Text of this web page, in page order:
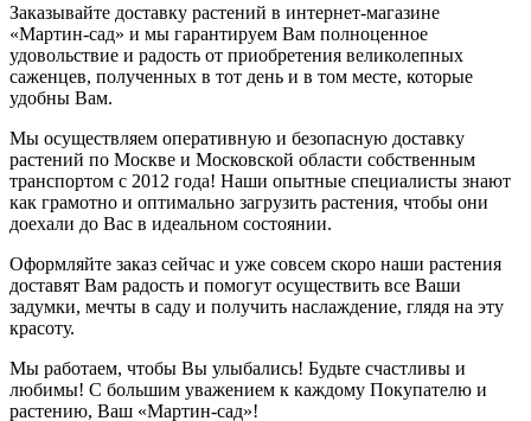
Заказывайте доставку растений в интернет-магазине
«Мартин-сад» и мы гарантируем Вам полноценное
удовольствие и радость от приобретения великолепных
саженцев, полученных в тот день и в том месте, которые
удобны Вам.
Мы осуществляем оперативную и безопасную доставку
растений по Москве и Московской области собственным
транспортом с 2012 года! Наши опытные специалисты знают
как грамотно и оптимально загрузить растения, чтобы они
доехали до Вас в идеальном состоянии.
Оформляйте заказ сейчас и уже совсем скоро наши растения
доставят Вам радость и помогут осуществить все Ваши
задумки, мечты в саду и получить наслаждение, глядя на эту
красоту.
Мы работаем, чтобы Вы улыбались! Будьте счастливы и
любимы! С большим уважением к каждому Покупателю и
растению, Ваш «Мартин-сад»!